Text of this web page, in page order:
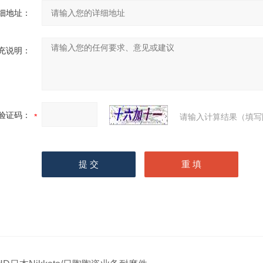
地址：
说明：
证码： 请输入计算结果（填